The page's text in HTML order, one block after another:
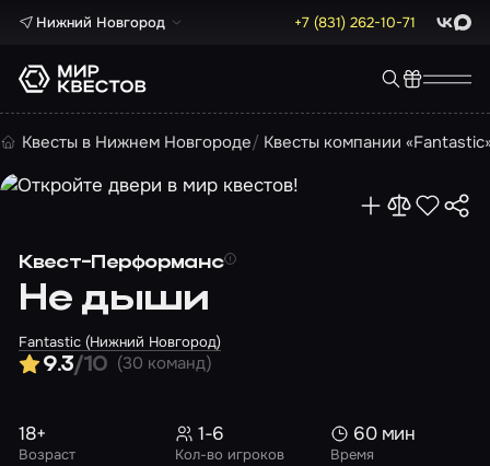
Нижний Новгород +7 (831) 262-10-71 Max
Квесты в Нижнем Новгороде Квесты компании
Квест-Перформанс
Не дыши
Fantastic (Нижний Новгород)
9.3/10 (30 команд)
Возраст
18+
Кол-во игроков
1-6
Время
60 мин